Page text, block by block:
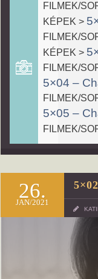
FILMEK/
KÉPEK >
FILMEK/
KÉPEK >
FILMEK/
5×04 –
FILMEK/
5×05 –
FILMEK/
26.
JAN/2021